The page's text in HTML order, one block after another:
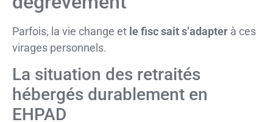
Parfois, la vie change et le fisc sait s’adapter à ces
virages personnels.
La situation des retraités
hébergés durablement en
EHPAD